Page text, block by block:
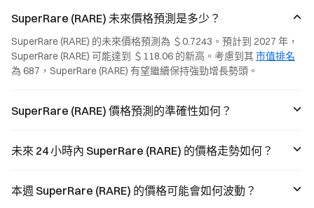
chain data
decline in LTH
net holdings.
This article
this unusual
activity from the
macro risks,
holding
market
absorption
unchanged,
time since 2016
that three
members have
in-depth analysis
of how internal
the Fed affect
the crypto
explores the
broader
flashing rare
signals. This
article reviews
such as MVRV,
behavior to
analyze whether
currently
forming a
SuperRare (RARE) 未來價格預測是多少？
SuperRare (RARE) 的未來價格預測為 ＄0.7243。預計到 2027 年，
SuperRare (RARE) 可能達到 ＄118.06 的新高。考慮到其 市值排名
為 687，SuperRare (RARE) 有望繼續保持強勁增長勢頭。
SuperRare (RARE) 價格預測的準確性如何？
未來 24 小時內 SuperRare (RARE) 的價格走勢如何？
本週 SuperRare (RARE) 的價格可能會如何波動？